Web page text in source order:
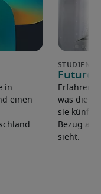
in
einen
Future
Erfahren
was die
sie
Bezug
sieht.